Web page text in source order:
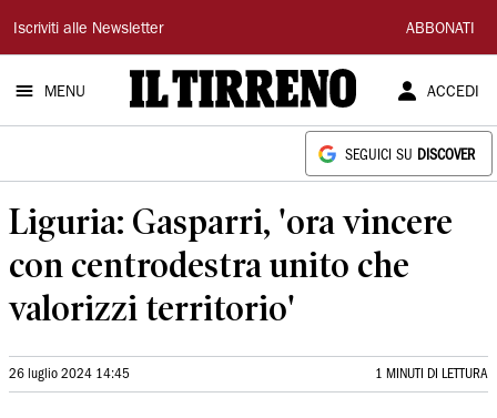
Il
Tirreno
Iscriviti alle Newsletter ABBONATI
MENU ACCEDI
SEGUICI SU DISCOVER
Liguria: Gasparri, 'ora vincere
con centrodestra unito che
valorizzi territorio'
26 luglio 2024 14:45 1 MINUTI DI LETTURA